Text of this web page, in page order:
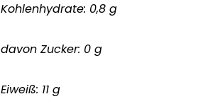
Kohlenhydrate: 0,8 g
davon Zucker: 0 g
Eiweiß: 11 g